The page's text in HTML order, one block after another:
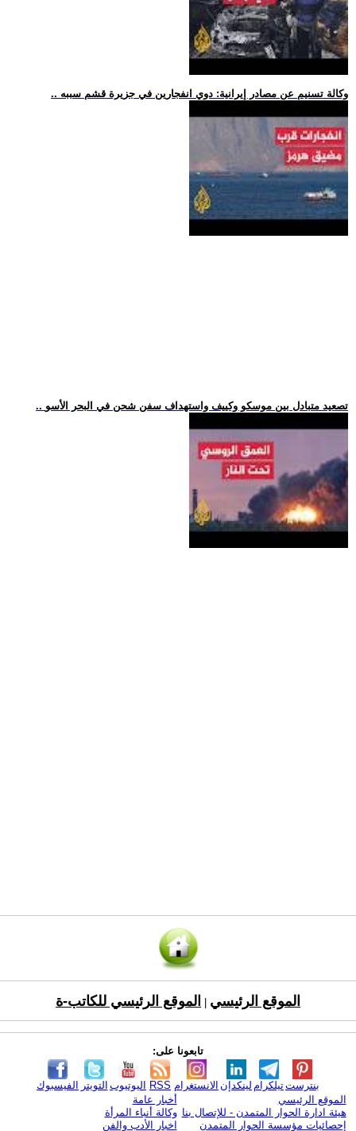
.. وكالة تسنيم عن مصادر إيرانية: دوي انفجارين في جزيرة قشم سببه
.. تصعيد متبادل بين موسكو وكييف واستهداف سفن شحن في البحر الأسو
الموقع الرئيسي الموقع الرئيسي للكاتب-ة
تابعونا على:
الفيسبوك التويتر اليوتيوب RSS الانستغرام لينكدإن تيلكرامبنترست
الموقع الرئيسي
هيئة ادارة الحوار المتمدن - للإتصال بنا
إحصائيات مؤسسة الحوار المتمدن
أخبار عامة
وكالة أنباء المرأة
اخبار الأدب والفن